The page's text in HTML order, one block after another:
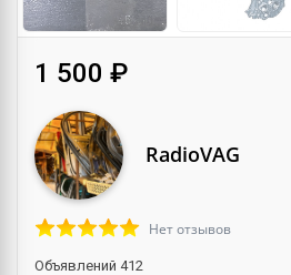
1 500 ₽
RadioVAG
Нет отзывов
Объявлений 412